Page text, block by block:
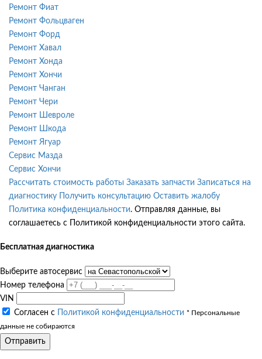
Ремонт Фиат
Ремонт Фольцваген
Ремонт Форд
Ремонт Хавал
Ремонт Хонда
Ремонт Хончи
Ремонт Чанган
Ремонт Чери
Ремонт Шевроле
Ремонт Шкода
Ремонт Ягуар
Сервис Мазда
Сервис Хончи
Рассчитать стоимость работы Заказать запчасти Записаться на
диагностику
Получить консультацию Оставить жалобу
Политика конфиденциальности. Отправляя данные, вы
соглашаетесь с Политикой конфиденциальности этого сайта.
Бесплатная диагностика
Выберите автосервис
Номер телефона
VIN
Согласен с
Политикой конфиденциальности * Персональные
данные не собираются
Отправить